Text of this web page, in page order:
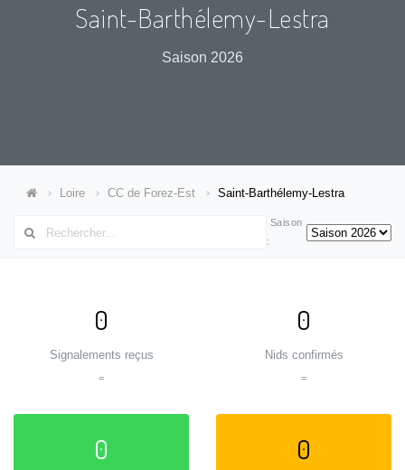
Saint-Barthélemy-Lestra
Saison 2026
Loire CC de Forez-Est Saint-Barthélemy-Lestra
Saison
:
0
Signalements reçus
=
0
Nids confirmés
=
0 0